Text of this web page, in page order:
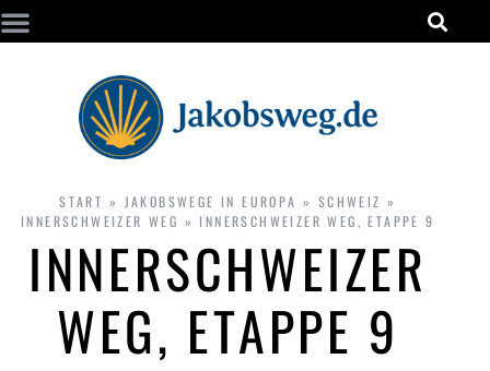
START » JAKOBSWEGE IN EUROPA » SCHWEIZ »
INNERSCHWEIZER WEG » INNERSCHWEIZER WEG, ETAPPE 9
INNERSCHWEIZER
WEG, ETAPPE 9